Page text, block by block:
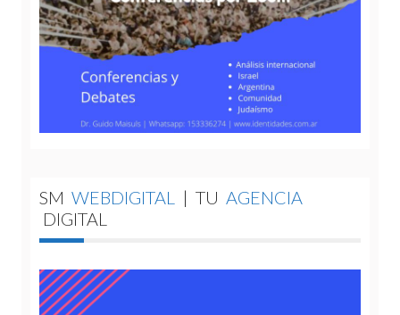
SM WEBDIGITAL | TU AGENCIA
DIGITAL